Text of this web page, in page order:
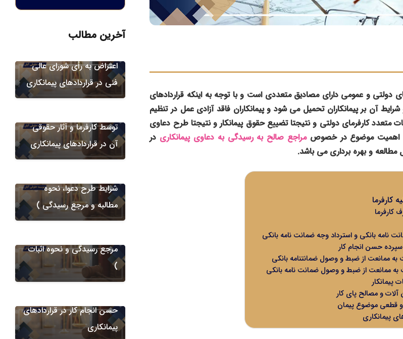
دولتی و عمومی دارای مصادیق متعددی است و با توجه به اینکه قراردادهای
شرایط آن بر پیمانکاران تحمیل می شود و پیمانکاران فاقد آزادی عمل در تنظیم
متعدد کارفرمای دولتی و نتیجتا تضییع حقوق پیمانکار و نتیجتا طرح دعاوی
به اهمیت موضوع در خصوصمراجع صالح به رسیدگی به دعاوی پیمانکاری در
مطالعه و بهره برداری می باشد.
کارفرما
کارفرما
نامه بانکی و استرداد وجه ضمانت نامه بانکی
سپرده حسن انجام کار
ممانعت از ضبط و وصول ضمانتنامه بانکی
ممانعت از ضبط و وصول ضمانت نامه بانکی
پیمانکار
آلات و مصالح پای کار
و قطعی موضوع پیمان
پیمانکاری
آخرین مطالب
اعتراض به رأی شورای عالی
فنی در قراردادهای پیمانکاری
دعاوی پیمانکاری
توسط کارفرما و آثار حقوقی
آن در قراردادهای پیمانکاری
دعاوی پیمانکاری
مطالبه هزینه‌های بالاسری
شرایط طرح دعوا، نحوه
مطالبه و مرجع رسیدگی )
مطالبه مابه‌التفاوت ناشی از
تغییر مقادیر کار در قراردادهای
مرجع رسیدگی و نحوه اثبات
)
دعاوی پیمانکاری
حسن انجام کار در قراردادهای
پیمانکاری